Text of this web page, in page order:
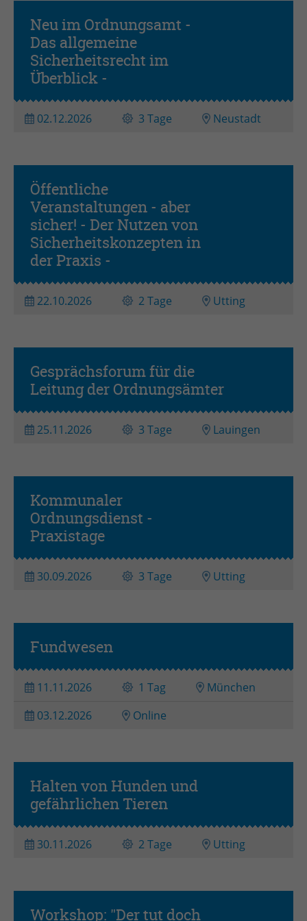
Neu im Ordnungsamt -
Das allgemeine
Sicherheitsrecht im
Überblick -
02.12.2026 3 Tage Neustadt
Öffentliche
Veranstaltungen - aber
sicher! - Der Nutzen von
Sicherheitskonzepten in
der Praxis -
22.10.2026 2 Tage Utting
Gesprächsforum für die
Leitung der Ordnungsämter
25.11.2026 3 Tage Lauingen
Kommunaler
Ordnungsdienst -
Praxistage
30.09.2026 3 Tage Utting
Fundwesen
11.11.2026 1 Tag
München
03.12.2026
Online
Halten von Hunden und
gefährlichen Tieren
30.11.2026 2 Tage Utting
Workshop: "Der tut doch
Anbieter TYPO3
Laufzeit Session
Zweck Login geschlossener Bereich
Name be_lastLoginProvider
Laufzeit 1 Monat
Zweck Admin-Login Redaktionssystem
Name be_typo3_user
Anbieter TYPO3
Laufzeit Session
Name PHPSESSID
Laufzeit Session